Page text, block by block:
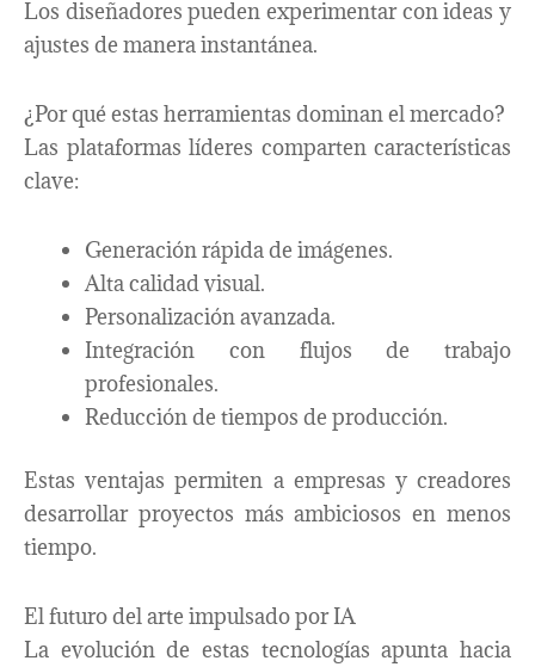
Los diseñadores pueden experimentar con ideas y
ajustes de manera instantánea.
¿Por qué estas herramientas dominan el mercado?
Las plataformas líderes comparten características
clave:
Generación rápida de imágenes.
Alta calidad visual.
Personalización avanzada.
Integración con flujos de trabajo
profesionales.
Reducción de tiempos de producción.
Estas ventajas permiten a empresas y creadores
desarrollar proyectos más ambiciosos en menos
tiempo.
El futuro del arte impulsado por IA
La evolución de estas tecnologías apunta hacia